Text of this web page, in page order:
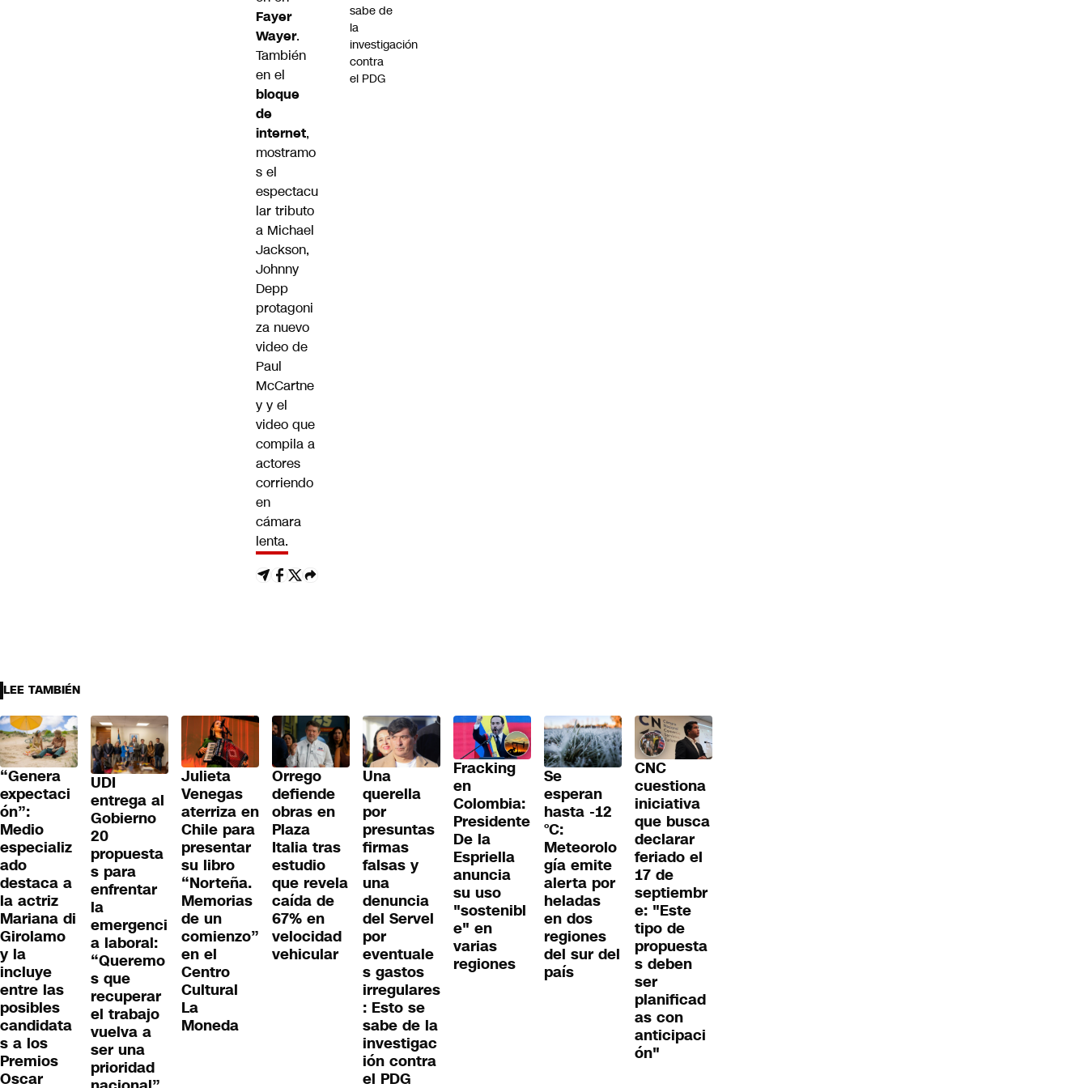
Fayer
Wayer.
También
en el
bloque
de
internet,
mostramo
s el
espectacu
lar tributo
a Michael
Jackson,
Johnny
Depp
protagoni
za nuevo
video de
Paul
McCartne
y y el
video que
compila a
actores
corriendo
en
cámara
lenta.
sabe de
la
investigación
contra
el PDG
LEE TAMBIÉN
“Genera
expectaci
ón”:
Medio
especializ
ado
destaca a
la actriz
Mariana di
Girolamo
y la
incluye
entre las
posibles
candidata
s a los
Premios
Oscar
UDI
entrega al
Gobierno
20
propuesta
s para
enfrentar
la
emergenci
a laboral:
“Queremo
s que
recuperar
el trabajo
vuelva a
ser una
prioridad
Julieta
Venegas
aterriza en
Chile para
presentar
su libro
“Norteña.
Memorias
de un
comienzo”
en el
Centro
Cultural
La
Moneda
Orrego
defiende
obras en
Plaza
Italia tras
estudio
que revela
caída de
67% en
velocidad
vehicular
Una
querella
por
presuntas
firmas
falsas y
una
denuncia
del Servel
por
eventuale
s gastos
irregulares
: Esto se
sabe de la
investigac
ión contra
el PDG
Fracking
en
Colombia:
Presidente
De la
Espriella
anuncia
su uso
"sostenibl
e" en
varias
regiones
Se
esperan
hasta -12
°C:
Meteorolo
gía emite
alerta por
heladas
en dos
regiones
del sur del
país
CNC
cuestiona
iniciativa
que busca
declarar
feriado el
17 de
septiembr
e: "Este
tipo de
propuesta
s deben
ser
planificad
as con
anticipaci
ón"